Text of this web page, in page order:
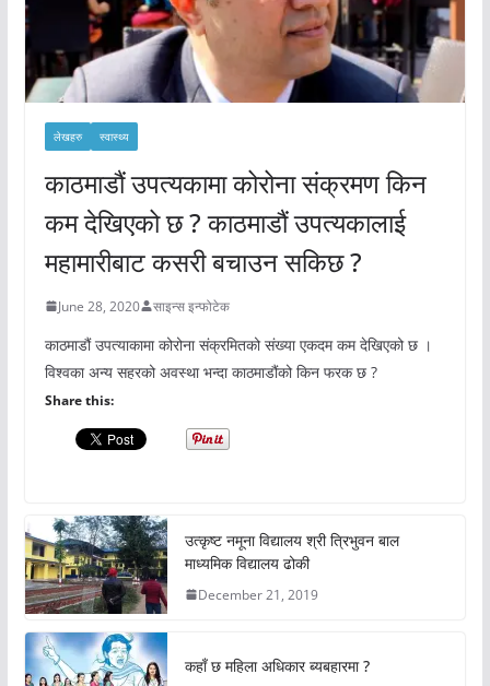
लेखहरु स्वास्थ्य
काठमाडौं उपत्यकामा कोरोना संक्रमण किन
कम देखिएको छ ? काठमाडौं उपत्यकालाई
महामारीबाट कसरी बचाउन सकिछ ?
June 28, 2020 साइन्स इन्फोटेक
काठमाडौं उपत्याकामा कोरोना संक्रमितको संख्या एकदम कम देखिएको छ ।
विश्वका अन्य सहरको अवस्था भन्दा काठमाडौंको किन फरक छ ?
Share this:
उत्कृष्ट नमूना विद्यालय श्री त्रिभुवन बाल
माध्यमिक विद्यालय ढोकी
December 21, 2019
कहाँ छ महिला अधिकार ब्यबहारमा ?